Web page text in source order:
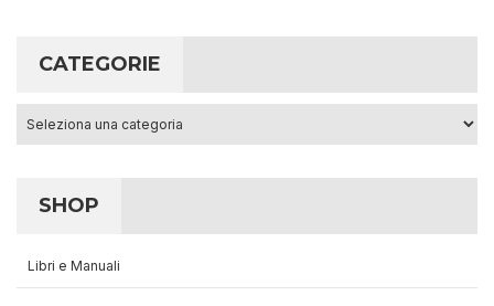
CATEGORIE
SHOP
Libri e Manuali